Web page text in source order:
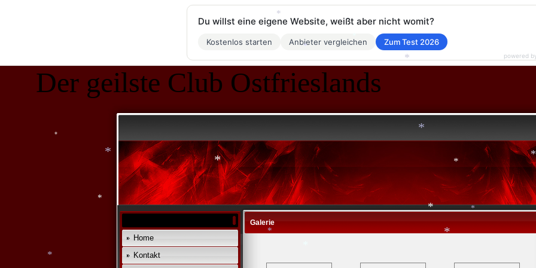
Der geilste Club Ostfrieslands
Home
Kontakt
Galerie
Du willst eine eigene Website, weißt aber nicht womit?
Kostenlos starten Anbieter vergleichen Zum Test 2026
powered
*
*
*
*
*
*
*